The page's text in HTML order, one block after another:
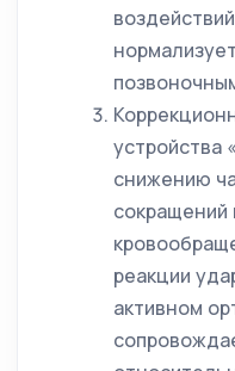
устройства
снижению
сокращений
реакции
активном